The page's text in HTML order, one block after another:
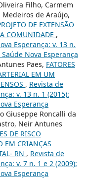
Filho, Carmem
de Araújo,
DE EXTENSÃO
COMUNIDADE ,
Esperança: v. 13 n.
Nova Esperança
Paes, FATORES
EM UM
, Revista de
v. 13 n. 1 (2015):
Esperança
Giuseppe Roncalli da
Neir Antunes
DE RISCO
EM CRIANÇAS
RN , Revista de
v. 7 n. 1 e 2 (2009):
Esperança